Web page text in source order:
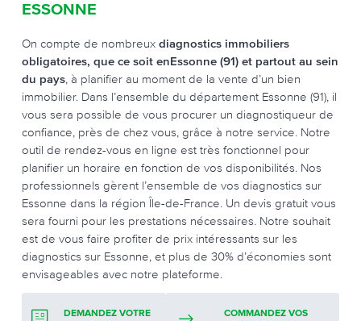
ESSONNE
On compte de nombreux diagnostics immobiliers
obligatoires, que ce soit enEssonne (91) et partout au sein
du pays, à planifier au moment de la vente d’un bien
immobilier. Dans l’ensemble du département Essonne (91), il
vous sera possible de vous procurer un diagnostiqueur de
confiance, près de chez vous, grâce à notre service. Notre
outil de rendez-vous en ligne est très fonctionnel pour
planifier un horaire en fonction de vos disponibilités. Nos
professionnels gèrent l’ensemble de vos diagnostics sur
Essonne dans la région Île-de-France. Un devis gratuit vous
sera fourni pour les prestations nécessaires. Notre souhait
est de vous faire profiter de prix intéressants sur les
diagnostics sur Essonne, et plus de 30% d’économies sont
envisageables avec notre plateforme.
DEMANDEZ VOTRE
COMMANDEZ VOS